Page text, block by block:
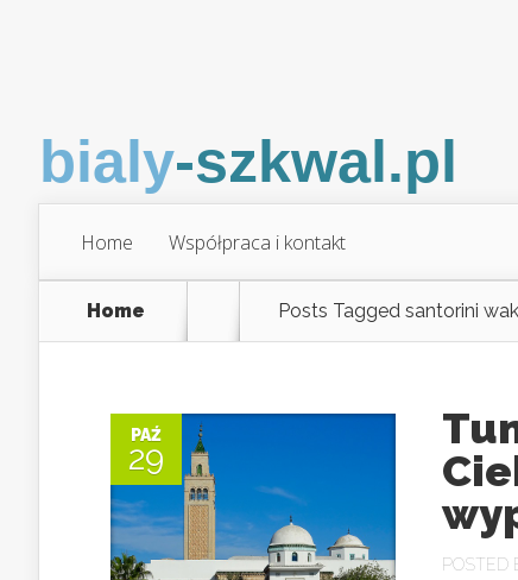
Home Współpraca i kontakt
Home Posts Tagged santorini
PAŹ
29
POSTED